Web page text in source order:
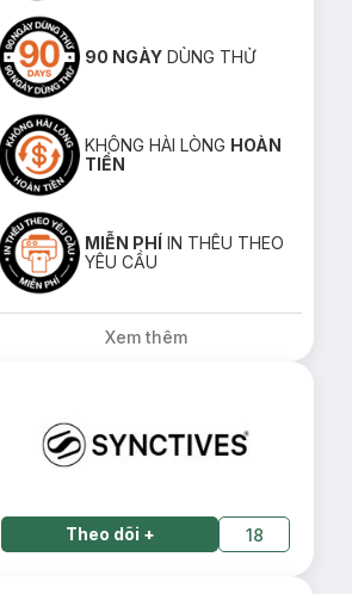
90 NGÀY DÙNG THỬ
KHÔNG HÀI LÒNG HOÀN
TIỀN
MIỄN PHÍ IN THÊU THEO
YÊU CẦU
Xem thêm
Theo dõi + 18